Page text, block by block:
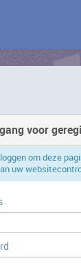
voor
om deze
uw